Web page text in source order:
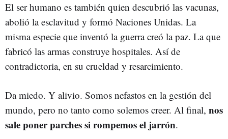
El ser humano es también quien descubrió las vacunas,
abolió la esclavitud y formó Naciones Unidas. La
misma especie que inventó la guerra creó la paz. La que
fabricó las armas construye hospitales. Así de
contradictoria, en su crueldad y resarcimiento.
Da miedo. Y alivio. Somos nefastos en la gestión del
mundo, pero no tanto como solemos creer. Al final, nos
sale poner parches si rompemos el jarrón.